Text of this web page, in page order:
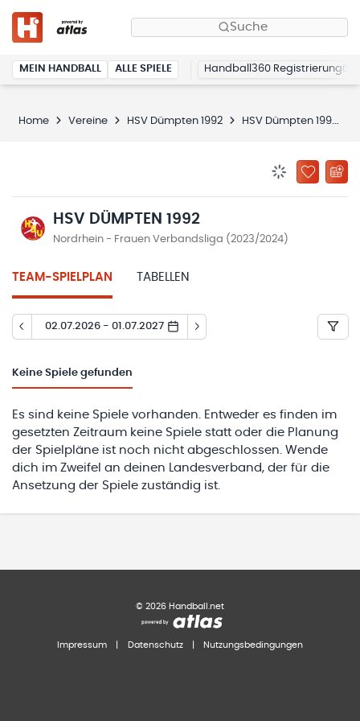
Suche
MEIN HANDBALL ALLE SPIELE Handball360 Registrierung
Home Vereine HSV Dümpten 1992 HSV Dümpten 1992
ZU
HSV DÜMPTEN 1992
Nordrhein - Frauen Verbandsliga (2023/2024)
TEAM-SPIELPLAN TABELLEN
02.07.2026 - 01.07.2027
Keine Spiele gefunden
Es sind keine Spiele vorhanden. Entweder es finden im
gesetzten Zeitraum keine Spiele statt oder die Planung
der Spielpläne ist noch nicht abgeschlossen. Wende
dich im Zweifel an deinen Landesverband, der für die
Ansetzung der Spiele zuständig ist.
© 2026 Handball.net
Impressum Datenschutz Nutzungsbedingungen